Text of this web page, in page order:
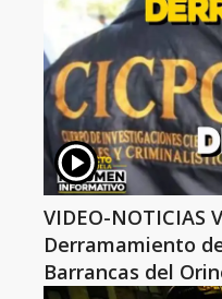
VIDEO-NOTICIAS
Derramamiento
Barrancas del